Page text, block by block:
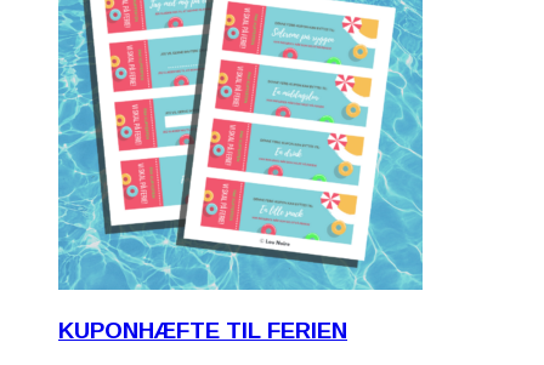
KUPONHÆFTE TIL FERIEN